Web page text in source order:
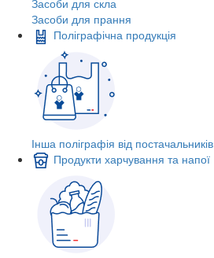
Засоби для скла
Засоби для прання
Поліграфічна продукція
Інша поліграфія від постачальників
Продукти харчування та напої